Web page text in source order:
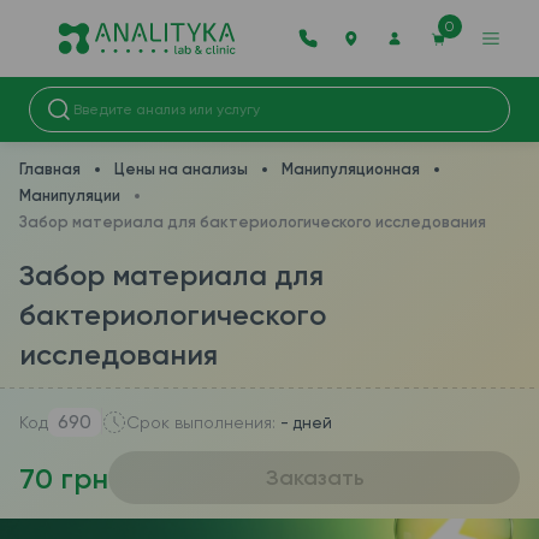
0
Главная Цены на анализы
Манипуляционная
Манипуляции
Забор материала для бактериологического исследования
Забор материала для
бактериологического
исследования
Код 690 Срок выполнения: - дней
70 грн Заказать